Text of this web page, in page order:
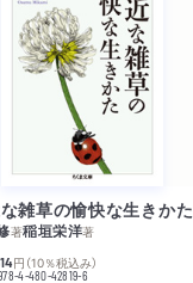
雑草の愉快な生きかた
著稲垣栄洋著
円 （10％税込み）
4-480-42819-6